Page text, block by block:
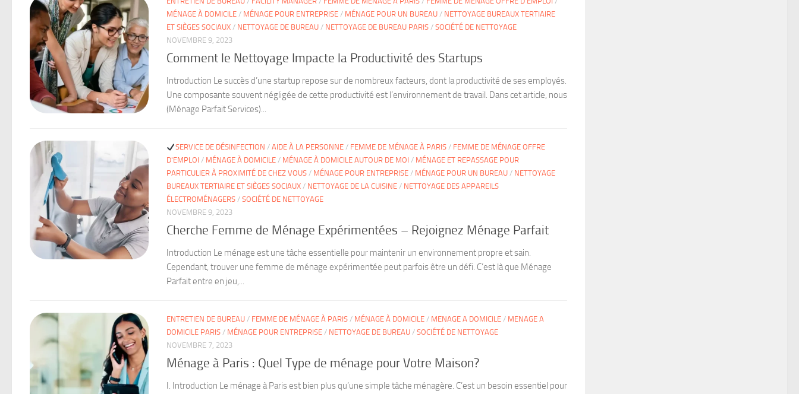
MÉNAGE À DOMICILE / MÉNAGE POUR ENTREPRISE / MÉNAGE POUR UN BUREAU / NETTOYAGE BUREAUX TERTIAIRE
ET SIÈGES SOCIAUX / NETTOYAGE DE BUREAU / NETTOYAGE DE BUREAU PARIS / SOCIÉTÉ DE NETTOYAGE
NOVEMBRE 9, 2023
Comment le Nettoyage Impacte la Productivité des Startups
Introduction Le succès d’une startup repose sur de nombreux facteurs, dont la productivité de ses employés.
Une composante souvent négligée de cette productivité est l’environnement de travail. Dans cet article, nous
(Ménage Parfait Services)...
SERVICE DE DÉSINFECTION / AIDE À LA PERSONNE/ FEMME DE MÉNAGE À PARIS/ FEMME DE MÉNAGE OFFRE
D'EMPLOI / MÉNAGE À DOMICILE / MÉNAGE À DOMICILE AUTOUR DE MOI / MÉNAGE ET REPASSAGE POUR
PARTICULIER À PROXIMITÉ DE CHEZ VOUS / MÉNAGE POUR ENTREPRISE / MÉNAGE POUR UN BUREAU / NETTOYAGE
BUREAUX TERTIAIRE ET SIÈGES SOCIAUX / NETTOYAGE DE LA CUISINE / NETTOYAGE DES APPAREILS
ÉLECTROMÉNAGERS / SOCIÉTÉ DE NETTOYAGE
NOVEMBRE 9, 2023
Cherche Femme de Ménage Expérimentées – Rejoignez Ménage Parfait
Introduction Le ménage est une tâche essentielle pour maintenir un environnement propre et sain.
Cependant, trouver une femme de ménage expérimentée peut parfois être un défi. C’est là que Ménage
Parfait entre en jeu,...
ENTRETIEN DE BUREAU / FEMME DE MÉNAGE À PARIS / MÉNAGE À DOMICILE / MENAGE A DOMICILE / MENAGE A
DOMICILE PARIS / MÉNAGE POUR ENTREPRISE / NETTOYAGE DE BUREAU / SOCIÉTÉ DE NETTOYAGE
NOVEMBRE 7, 2023
Ménage à Paris : Quel Type de ménage pour Votre Maison?
I. Introduction Le ménage à Paris est bien plus qu’une simple tâche ménagère. C’est un besoin essentiel pour